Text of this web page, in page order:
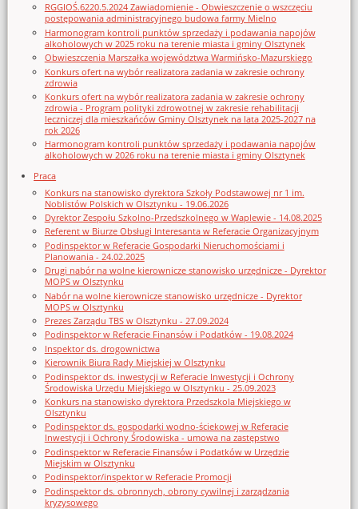
RGGIOŚ.6220.5.2024 Zawiadomienie - Obwieszczenie o wszczęciu
postępowania administracyjnego budowa farmy Mielno
Harmonogram kontroli punktów sprzedaży i podawania napojów
alkoholowych w 2025 roku na terenie miasta i gminy Olsztynek
Obwieszczenia Marszałka województwa Warmińsko-Mazurskiego
Konkurs ofert na wybór realizatora zadania w zakresie ochrony
zdrowia
Konkurs ofert na wybór realizatora zadania w zakresie ochrony
zdrowia - Program polityki zdrowotnej w zakresie rehabilitacji
leczniczej dla mieszkańców Gminy Olsztynek na lata 2025-2027 na
rok 2026
Harmonogram kontroli punktów sprzedaży i podawania napojów
alkoholowych w 2026 roku na terenie miasta i gminy Olsztynek
Praca
Konkurs na stanowisko dyrektora Szkoły Podstawowej nr 1 im.
Noblistów Polskich w Olsztynku - 19.06.2026
Dyrektor Zespołu Szkolno-Przedszkolnego w Waplewie - 14.08.2025
Referent w Biurze Obsługi Interesanta w Referacie Organizacyjnym
Podinspektor w Referacie Gospodarki Nieruchomościami i
Planowania - 24.02.2025
Drugi nabór na wolne kierownicze stanowisko urzędnicze - Dyrektor
MOPS w Olsztynku
Nabór na wolne kierownicze stanowisko urzędnicze - Dyrektor
MOPS w Olsztynku
Prezes Zarządu TBS w Olsztynku - 27.09.2024
Podinspektor w Referacie Finansów i Podatków - 19.08.2024
Inspektor ds. drogownictwa
Kierownik Biura Rady Miejskiej w Olsztynku
Podinspektor ds. inwestycji w Referacie Inwestycji i Ochrony
Środowiska Urzędu Miejskiego w Olsztynku - 25.09.2023
Konkurs na stanowisko dyrektora Przedszkola Miejskiego w
Olsztynku
Podinspektor ds. gospodarki wodno-ściekowej w Referacie
Inwestycji i Ochrony Środowiska - umowa na zastępstwo
Podinspektor w Referacie Finansów i Podatków w Urzędzie
Miejskim w Olsztynku
Podinspektor/inspektor w Referacie Promocji
Podinspektor ds. obronnych, obrony cywilnej i zarządzania
kryzysowego